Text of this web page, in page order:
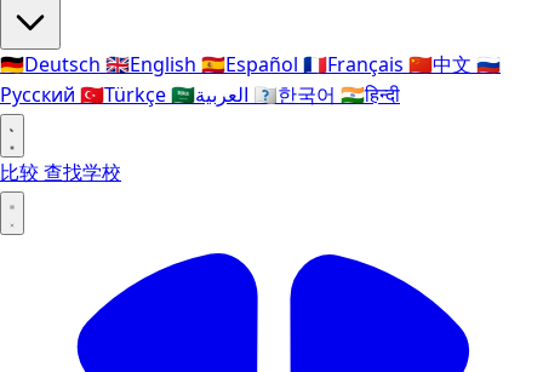
🇩🇪Deutsch 🇬🇧English 🇪🇸Español 🇫🇷Français 🇨🇳中文 🇷🇺
Русский 🇹🇷Türkçe🇸🇦 🇰🇷한국어 🇮🇳हिन्दी
比较查找学校